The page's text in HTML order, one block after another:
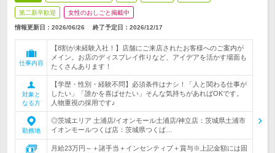
第二新卒歓迎 女性のおしごと掲載中
情報更新日：2026/06/26 終了予定日： 2026/12/17
仕事内容
【8割が未経験入社！】店舗にご来店されたお客様へのご案内が
メイン。お店のディスプレイ作りなど、アイデアを活かす場面も
たくさんあります！
対象と
なる方
【学歴・性別・経験不問】必須条件はナシ！「人と関わる仕事が
したい」「誰かを喜ばせたい」そんな気持ちがあればOKです。
人物重視の採用です♪
勤務地
◎茨城エリア 土浦店/イオンモール土浦店/神立店：茨城県土浦市
イオンモールつくば店：茨城県つくば…
月給23万円～＋諸手当＋インセンティブ＋賞与※上記金額には固